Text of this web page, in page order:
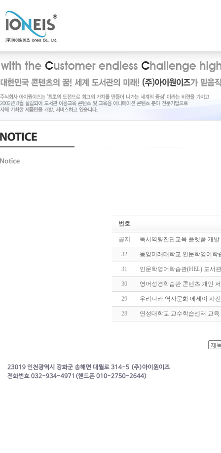
번호
공지 독서역량진단교육 플렛폼 개
32 동양미래대학교 인문학영어학
31 인문학영어학습관(HEL) 도서
30 영어성경학습관 콘텐츠 개인
29 우리나라 역사문화 에세이 사
28 연성대학교 교수학습센터 교